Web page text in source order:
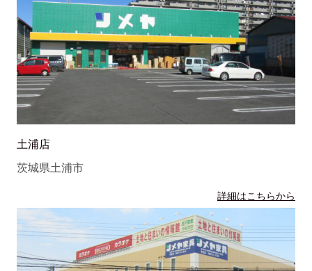
土浦店
茨城県土浦市
詳細はこちらから